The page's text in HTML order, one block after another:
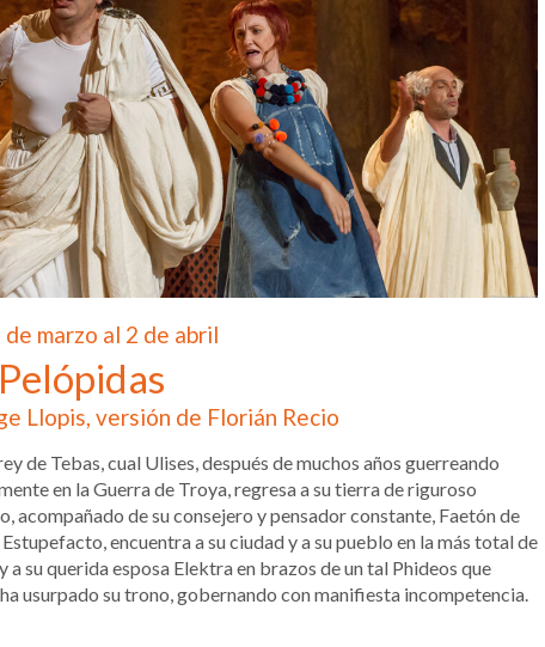
marzo al 2 de abril
Llopis, versión de Florián Recio
de Tebas, cual Ulises, después de muchos años guerreando
en la Guerra de Troya, regresa a su tierra de riguroso
acompañado de su consejero y pensador constante, Faetón de
encuentra a su ciudad y a su pueblo en la más total de
a su querida esposa Elektra en brazos de un tal Phideos que
usurpado su trono, gobernando con manifiesta incompetencia.